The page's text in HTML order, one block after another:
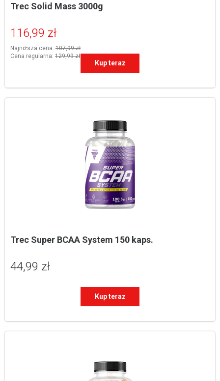
Trec Solid Mass 3000g
116,99 zł
Najniższa cena: 107,99 zł
Cena regularna: 129,99 zł -10%
Kup teraz
Trec Super BCAA System 150 kaps.
44,99 zł
Kup teraz